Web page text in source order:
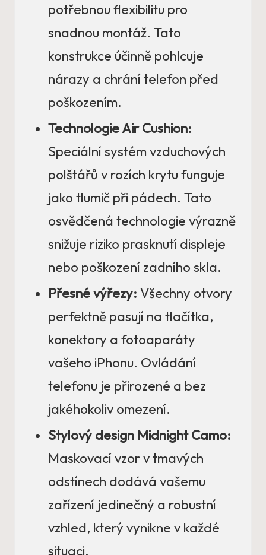
potřebnou flexibilitu pro
snadnou montáž. Tato
konstrukce účinně pohlcuje
nárazy a chrání telefon před
poškozením.
Technologie Air Cushion:
Speciální systém vzduchových
polštářů v rozích krytu funguje
jako tlumič při pádech. Tato
osvědčená technologie výrazně
snižuje riziko prasknutí displeje
nebo poškození zadního skla.
Přesné výřezy: Všechny otvory
perfektně pasují na tlačítka,
konektory a fotoaparáty
vašeho iPhonu. Ovládání
telefonu je přirozené a bez
jakéhokoliv omezení.
Stylový design Midnight Camo:
Maskovací vzor v tmavých
odstínech dodává vašemu
zařízení jedinečný a robustní
vzhled, který vynikne v každé
situaci.